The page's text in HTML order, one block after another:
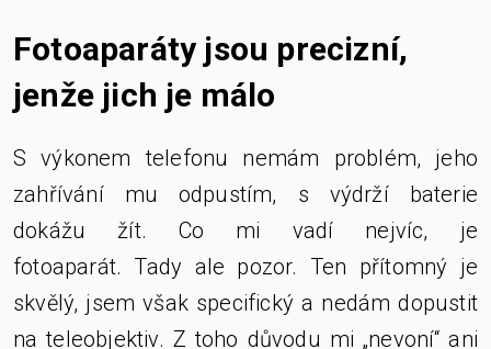
Fotoaparáty jsou precizní,
jenže jich je málo
S výkonem telefonu nemám problém, jeho
zahřívání mu odpustím, s výdrží baterie
dokážu žít. Co mi vadí nejvíc, je
fotoaparát. Tady ale pozor. Ten přítomný je
skvělý, jsem však specifický a nedám dopustit
na teleobjektiv. Z toho důvodu mi „nevoní“ ani